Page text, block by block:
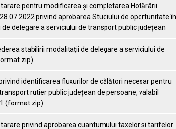
pentru modificarea și completarea Hotărârii
privind aprobarea Studiului de oportunitate în
delegare a serviciului de transport public județean
stabilirii modalitații de delegare a serviciului de
zip)
identificarea fluxurilor de călători necesar pentru
rutier public județean de persoane, valabil
(format zip)
privind aprobarea cuantumului taxelor si tarifelor